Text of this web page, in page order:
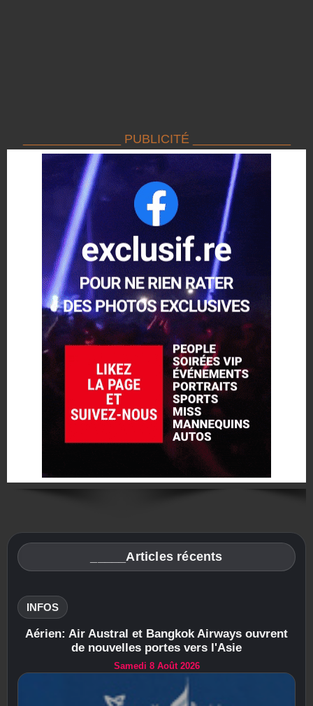
______________ PUBLICITÉ ______________
_____Articles récents
INFOS
Aérien: Air Austral et Bangkok Airways ouvrent
de nouvelles portes vers l'Asie
Samedi 8 Août 2026